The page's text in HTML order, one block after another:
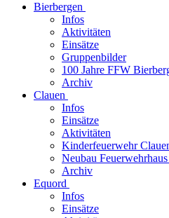
Bierbergen
Infos
Aktivitäten
Einsätze
Gruppenbilder
100 Jahre FFW
Archiv
Clauen
Infos
Einsätze
Aktivitäten
Kinderfeuerwehr
Neubau
Archiv
Equord
Infos
Einsätze